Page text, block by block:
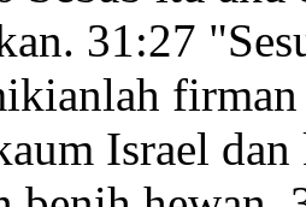
31:27
Israel dan